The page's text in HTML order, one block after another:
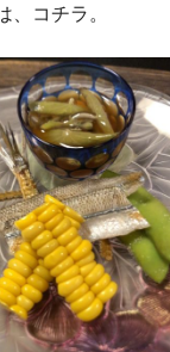
、コチラ。